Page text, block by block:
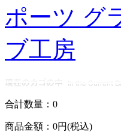
合計数量： 0
商品金額： 0円(税込)